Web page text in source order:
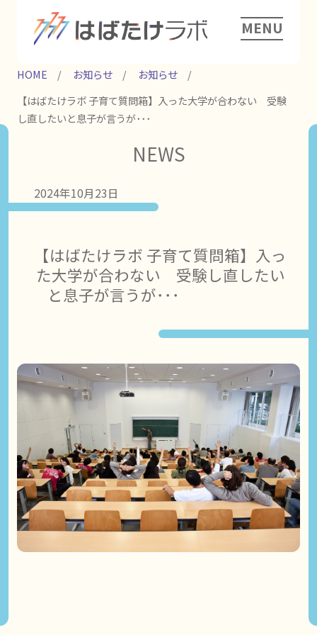
MENU
HOME お知らせ
お知らせ
【はばたけラボ 子育て質問箱】入った大学が合わない 受験
し直したいと息子が言うが･･･
NEWS
2024年10月23日
【はばたけラボ 子育て質問箱】入っ
た大学が合わない 受験し直したい
と息子が言うが･･･